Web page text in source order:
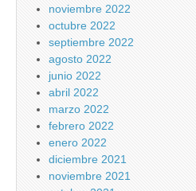
noviembre 2022
octubre 2022
septiembre 2022
agosto 2022
junio 2022
abril 2022
marzo 2022
febrero 2022
enero 2022
diciembre 2021
noviembre 2021